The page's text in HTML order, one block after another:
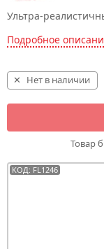
Ультра-
Подробное
Нет в наличии
Товар
КОД: FL1246